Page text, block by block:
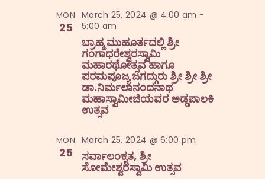
c
h
a
n
d
e
w
v
t
i
o
MON
25
March 25, 2024 @ 4:00 am -
5:00 am
ಬ್ರಾಹ್ಮ ಮುಹೂರ್ತದಲ್ಲಿ ಶ್ರೀ
ಗಂಗಾಧರೇಶ್ವರಸ್ವಾಮಿ
ಮಹಾರಥೋತ್ಸವ ಹಾಗೂ
ಪರಮಪೂಜ್ಯ ಜಗದ್ಗುರು ಶ್ರೀ ಶ್ರೀ ಶ್ರೀ
ಡಾ.ನಿರ್ಮಲಾನಂದನಾಥ
ಮಹಾಸ್ವಾಮೀಜಿಯವರ ಅಡ್ಡಪಾಲಕಿ
ಉತ್ಸವ
MON
25
March 25, 2024 @ 6:00 pm
ಸರ್ವಾಲಂಕೃತ, ಶ್ರೀ
ಸೋಮೇಶ್ವರಸ್ವಾಮಿ ಉತ್ಸವ